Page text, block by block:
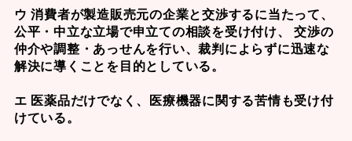
ウ 消費者が製造販売元の企業と交渉するに当たって、
公平・中立な立場で申立ての相談を受け付け、 交渉の
仲介や調整・あっせんを行い、裁判によらずに迅速な
解決に導くことを目的としている。
エ 医薬品だけでなく、医療機器に関する苦情も受け付
けている。